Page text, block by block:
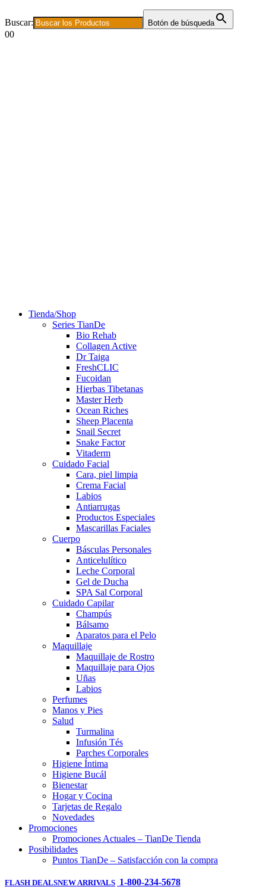
Buscar: Botón de búsqueda
00
Tienda/Shop
Series TianDe
Bio Rehab
Collagen Active
Dr Taiga
FreshCLIC
Fucoidan
Hierbas Tibetanas
Master Herb
Ocean Riches
Sheep Placenta
Snail Secret
Snake Factor
Vitaderm
Cuidado Facial
Cara, piel limpia
Crema Facial
Labios
Antiarrugas
Productos Especiales
Mascarillas Faciales
Cuerpo
Básculas Personales
Anticelulítico
Leche Corporal
Gel de Ducha
SPA Sal Corporal
Cuidado Capilar
Champús
Bálsamo
Aparatos para el Pelo
Maquillaje
Maquillaje de Rostro
Maquillaje para Ojos
Uñas
Labios
Perfumes
Manos y Pies
Salud
Turmalina
Infusión Tés
Parches Corporales
Higiene Íntima
Higiene Bucál
Bienestar
Hogar y Cocina
Tarjetas de Regalo
Novedades
Promociones
Promociones Actuales – TianDe Tienda
Posibilidades
Puntos TianDe – Satisfacción con la compra
FLASH DEALSNEW ARRIVALS 1-800-234-5678